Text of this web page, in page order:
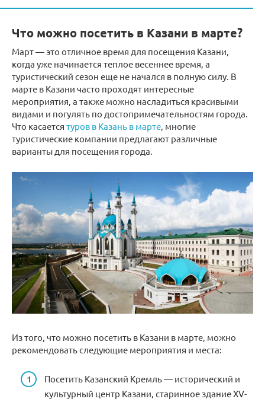
Что можно посетить в Казани в марте?
Март — это отличное время для посещения Казани,
когда уже начинается теплое весеннее время, а
туристический сезон еще не начался в полную силу. В
марте в Казани часто проходят интересные
мероприятия, а также можно насладиться красивыми
видами и погулять по достопримечательностям города.
Что касается туров в Казань в марте, многие
туристические компании предлагают различные
варианты для посещения города.
Из того, что можно посетить в Казани в марте, можно
рекомендовать следующие мероприятия и места:
Посетить Казанский Кремль — исторический и
культурный центр Казани, старинное здание XV-